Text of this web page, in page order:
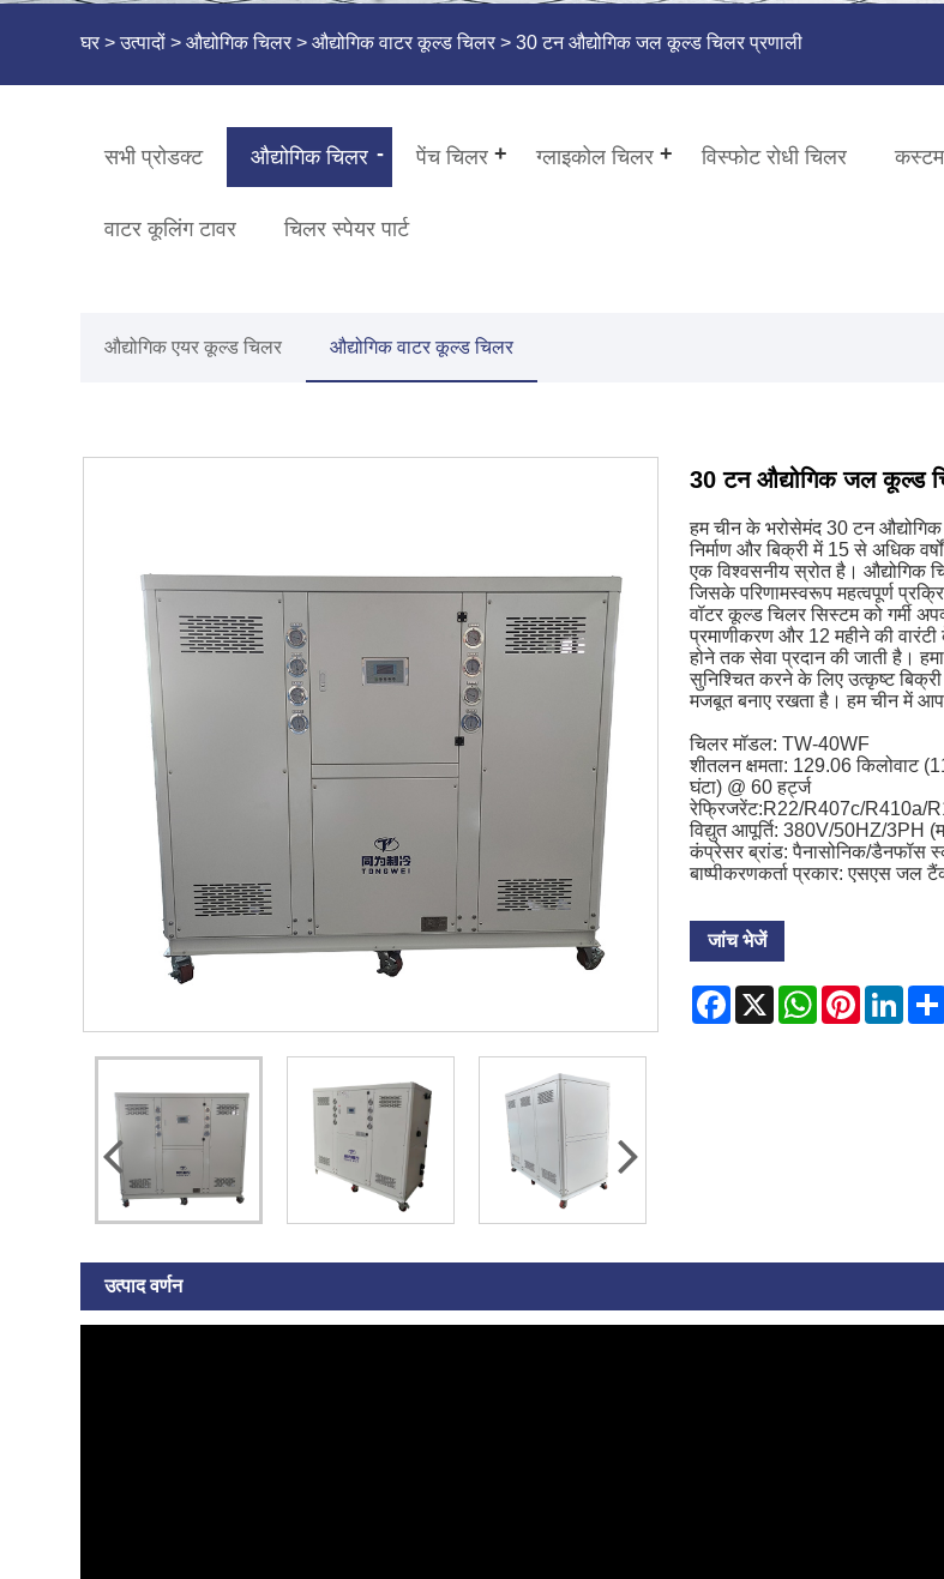
घर > उत्पादों >औद्योगिक चिलर >औद्योगिक वाटर कूल्ड चिलर > 30 टन औद्योगिक जल कूल्ड चिलर प्रणाली
सभी प्रोडक्ट औद्योगिक चिलर पेंच चिलर ग्लाइकोल चिलर विस्फोट रोधी चिलर
वाटर कूलिंग टावर चिलर स्पेयर पार्ट
औद्योगिक एयर कूल्ड चिलर औद्योगिक वाटर कूल्ड चिलर
30 टन औद्योगिक जल कूल्ड
हम चीन के भरोसेमंद 30 टन औद्योगिक
निर्माण और बिक्री में 15 से अधिक
एक विश्वसनीय स्रोत है। औद्योगिक
जिसके परिणामस्वरूप महत्वपूर्ण
वॉटर कूल्ड चिलर सिस्टम को गर्मी
प्रमाणीकरण और 12 महीने की
होने तक सेवा प्रदान की जाती है।
सुनिश्चित करने के लिए उत्कृष्ट
मजबूत बनाए रखता है। हम चीन में
चिलर मॉडल: TW-40WF
शीतलन क्षमता: 129.06 किलोवाट
घंटा) @ 60 हर्ट्ज
रेफ्रिजरेंट:R22/R407c/R410a/
विद्युत आपूर्ति: 380V/50HZ/
कंप्रेसर ब्रांड: पैनासोनिक/डैनफॉस
बाष्पीकरणकर्ता प्रकार: एसएस
जांच भेजें
Facebook
X WhatsApp
Pinterest
उत्पाद वर्णन